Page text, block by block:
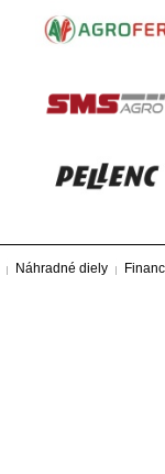
Náhradné diely